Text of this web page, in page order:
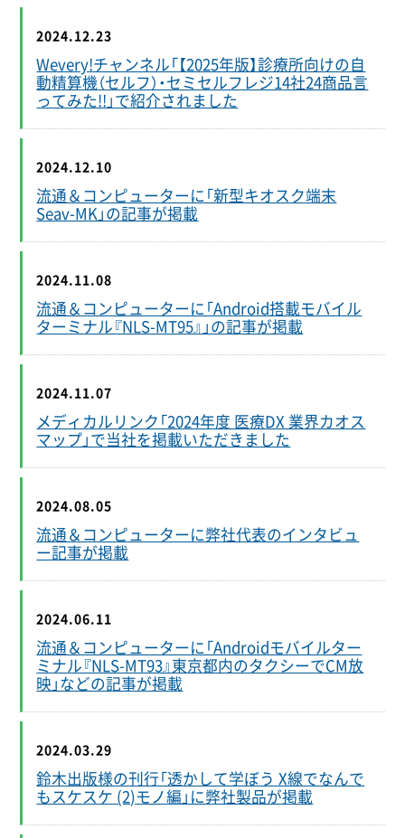
2024.12.23
Wevery!チャンネル「【2025年版】診療所向けの自
動精算機（セルフ）・セミセルフレジ14社24商品言
ってみた!!」で紹介されました
2024.12.10
流通＆コンピューターに「新型キオスク端末
Seav-MK」の記事が掲載
2024.11.08
流通＆コンピューターに「Android搭載モバイル
ターミナル『NLS-MT95』」の記事が掲載
2024.11.07
メディカルリンク「2024年度 医療DX 業界カオス
マップ」で当社を掲載いただきました
2024.08.05
流通＆コンピューターに弊社代表のインタビュ
ー記事が掲載
2024.06.11
流通＆コンピューターに「Androidモバイルター
ミナル『NLS-MT93』東京都内のタクシーでCM放
映」などの記事が掲載
2024.03.29
鈴木出版様の刊行「透かして学ぼう X線でなんで
もスケスケ (2)モノ編」に弊社製品が掲載